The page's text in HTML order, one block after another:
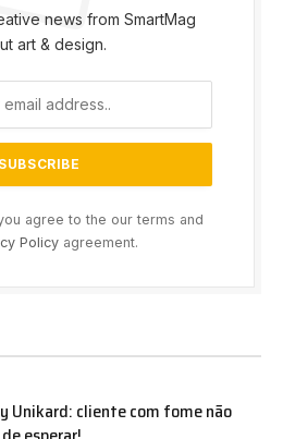
news from SmartMag
art & design.
agree to the our terms and
Policyagreement.
Unikard: cliente com fome não